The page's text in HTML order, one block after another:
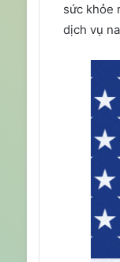
sức khỏe
dịch vụ